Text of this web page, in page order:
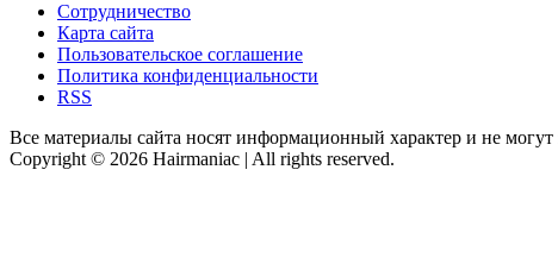
Сотрудничество
Карта сайта
Пользовательское соглашение
Политика конфиденциальности
RSS
Все материалы сайта носят информационный характер и не могут
Copyright © 2026 Hairmaniac | All rights reserved.